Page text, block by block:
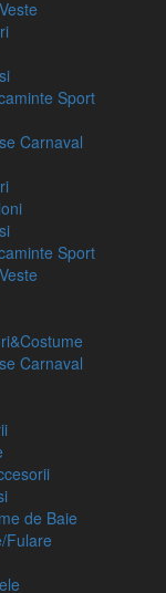
Sport
Carnaval
Sport
Carnaval
de Baie
Fulare